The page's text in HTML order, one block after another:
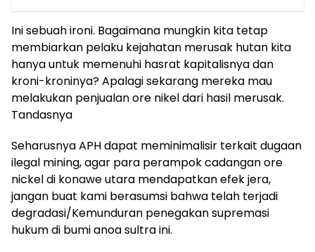
Ini sebuah ironi. Bagaimana mungkin kita tetap
membiarkan pelaku kejahatan merusak hutan kita
hanya untuk memenuhi hasrat kapitalisnya dan
kroni-kroninya? Apalagi sekarang mereka mau
melakukan penjualan ore nikel dari hasil merusak.
Tandasnya
Seharusnya APH dapat meminimalisir terkait dugaan
ilegal mining, agar para perampok cadangan ore
nickel di konawe utara mendapatkan efek jera,
jangan buat kami berasumsi bahwa telah terjadi
degradasi/Kemunduran penegakan supremasi
hukum di bumi anoa sultra ini.